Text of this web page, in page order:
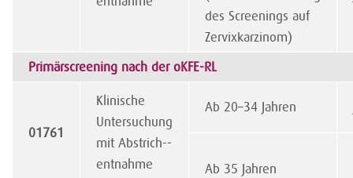
des Screenings auf
Zervixkarzinom)
Primärscreening nach der oKFE-RL
01761
Klinische
Untersuchung
mit Abstrich-­
entnahme
Ab 20–34 Jahren
Ab 35 Jahren